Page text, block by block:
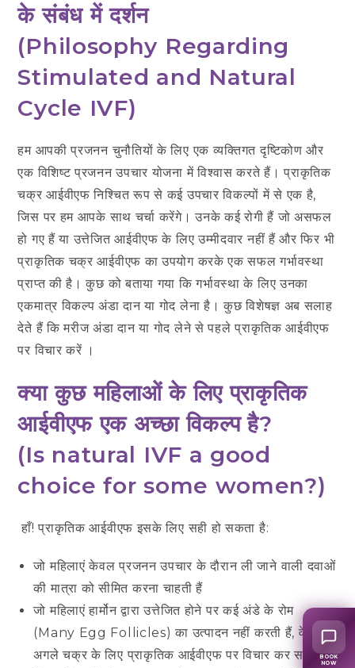
के संबंध में दर्शन
(Philosophy Regarding
Stimulated and Natural
Cycle IVF)
हम आपकी प्रजनन चुनौतियों के लिए एक व्यक्तिगत दृष्टिकोण और
एक विशिष्ट प्रजनन उपचार योजना में विश्वास करते हैं। प्राकृतिक
चक्र आईवीएफ निश्चित रूप से कई उपचार विकल्पों में से एक है,
जिस पर हम आपके साथ चर्चा करेंगे। उनके कई रोगी हैं जो असफल
हो गए हैं या उत्तेजित आईवीएफ के लिए उम्मीदवार नहीं हैं और फिर भी
प्राकृतिक चक्र आईवीएफ का उपयोग करके एक सफल गर्भावस्था
प्राप्त की है। कुछ को बताया गया कि गर्भावस्था के लिए उनका
एकमात्र विकल्प अंडा दान या गोद लेना है। कुछ विशेषज्ञ अब सलाह
देते हैं कि मरीज अंडा दान या गोद लेने से पहले प्राकृतिक आईवीएफ
पर विचार करें ।
क्या कुछ महिलाओं के लिए प्राकृतिक
आईवीएफ एक अच्छा विकल्प है?
(Is natural IVF a good
choice for some women?)
हाँ! प्राकृतिक आईवीएफ इसके लिए सही हो सकता है:
जो महिलाएं केवल प्रजनन उपचार के दौरान ली जाने वाली दवाओं
की मात्रा को सीमित करना चाहती हैं
जो महिलाएं हार्मोन द्वारा उत्तेजित होने पर कई अंडे के रोम
(Many Egg Follicles) का उत्पादन नहीं करती हैं, वे अपने
अगले चक्र के लिए प्राकृतिक आईवीएफ पर विचार कर सकती हैं
BOOK
NOW